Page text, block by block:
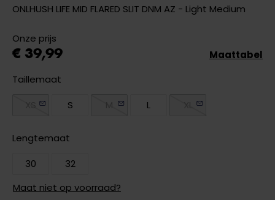
ONLHUSH LIFE MID FLARED SLIT DNM AZ - Light Medium
Onze prijs
€ 39,99
Taillemaat
S L
Lengtemaat
30
32
Maat niet op voorraad?
Maattabel